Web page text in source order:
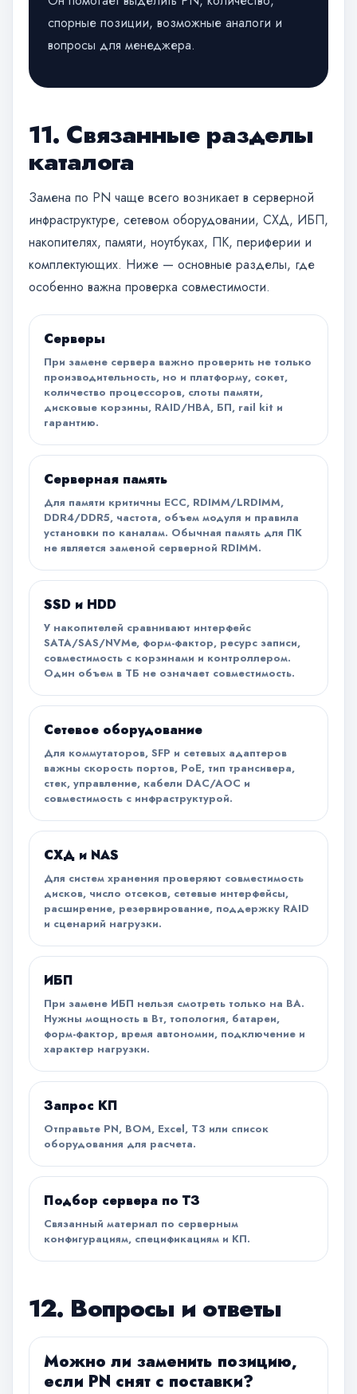
спорные позиции, возможные аналоги и
вопросы для менеджера.
11. Связанные разделы
каталога
Замена по PN чаще всего возникает в серверной
инфраструктуре, сетевом оборудовании, СХД, ИБП,
накопителях, памяти, ноутбуках, ПК, периферии и
комплектующих. Ниже — основные разделы, где
особенно важна проверка совместимости.
Серверы
При замене сервера важно проверить не только
производительность, но и платформу, сокет,
количество процессоров, слоты памяти,
дисковые корзины, RAID/HBA, БП, rail kit и
гарантию.
Серверная память
Для памяти критичны ECC, RDIMM/LRDIMM,
DDR4/DDR5, частота, объем модуля и правила
установки по каналам. Обычная память для ПК
не является заменой серверной RDIMM.
SSD и HDD
У накопителей сравнивают интерфейс
SATA/SAS/NVMe, форм-фактор, ресурс записи,
совместимость с корзинами и контроллером.
Один объем в ТБ не означает совместимость.
Сетевое оборудование
Для коммутаторов, SFP и сетевых адаптеров
важны скорость портов, PoE, тип трансивера,
стек, управление, кабели DAC/AOC и
совместимость с инфраструктурой.
СХД и NAS
Для систем хранения проверяют совместимость
дисков, число отсеков, сетевые интерфейсы,
расширение, резервирование, поддержку RAID
и сценарий нагрузки.
ИБП
При замене ИБП нельзя смотреть только на ВА.
Нужны мощность в Вт, топология, батареи,
форм-фактор, время автономии, подключение и
характер нагрузки.
Запрос КП
Отправьте PN, BOM, Excel, ТЗ или список
оборудования для расчета.
Подбор сервера по ТЗ
Связанный материал по серверным
конфигурациям, спецификациям и КП.
12. Вопросы и ответы
Можно ли заменить позицию,
если PN снят с поставки?